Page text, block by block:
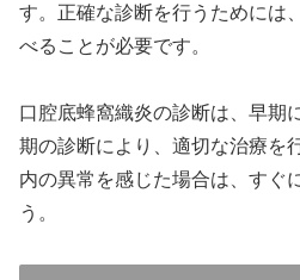
す。正確な診断を行うためには
べることが必要です。
口腔底蜂窩織炎の診断は、早期
期の診断により、適切な治療を
内の異常を感じた場合は、すぐ
う。